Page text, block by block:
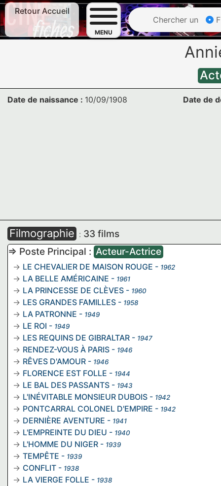
Retour Accueil
MENU
Chercher un
Date de naissance : 10/09/1908 Date de
Filmographie : 33 films
=> Poste Principal : Acteur-Actrice
LE CHEVALIER DE MAISON ROUGE - 1962
LA BELLE AMÉRICAINE - 1961
LA PRINCESSE DE CLÈVES - 1960
LES GRANDES FAMILLES - 1958
LA PATRONNE - 1949
LE ROI - 1949
LES REQUINS DE GIBRALTAR - 1947
RENDEZ-VOUS À PARIS - 1946
RÊVES D'AMOUR - 1946
FLORENCE EST FOLLE - 1944
LE BAL DES PASSANTS - 1943
L'INÉVITABLE MONSIEUR DUBOIS - 1942
PONTCARRAL COLONEL D'EMPIRE - 1942
DERNIÈRE AVENTURE - 1941
L'EMPREINTE DU DIEU - 1940
L'HOMME DU NIGER - 1939
TEMPÊTE - 1939
CONFLIT - 1938
LA VIERGE FOLLE - 1938